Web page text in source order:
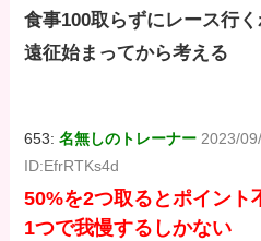
食事100取らずにレース行
遠征始まってから考える
653:名無しのトレーナー 2023/
ID:EfrRTKs4d
50%を2つ取るとポイント
1つで我慢するしかない